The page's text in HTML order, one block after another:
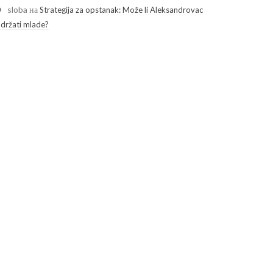
sloba наStrategija za opstanak: Može li Aleksandrovac
mlade?